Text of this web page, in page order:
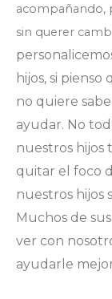
acompañando,
sin querer
hijos, si
no quiere
ayudar. No
nuestros hijos
quitar el foco
nuestros hijos
Muchos de
ver con
ayudarle